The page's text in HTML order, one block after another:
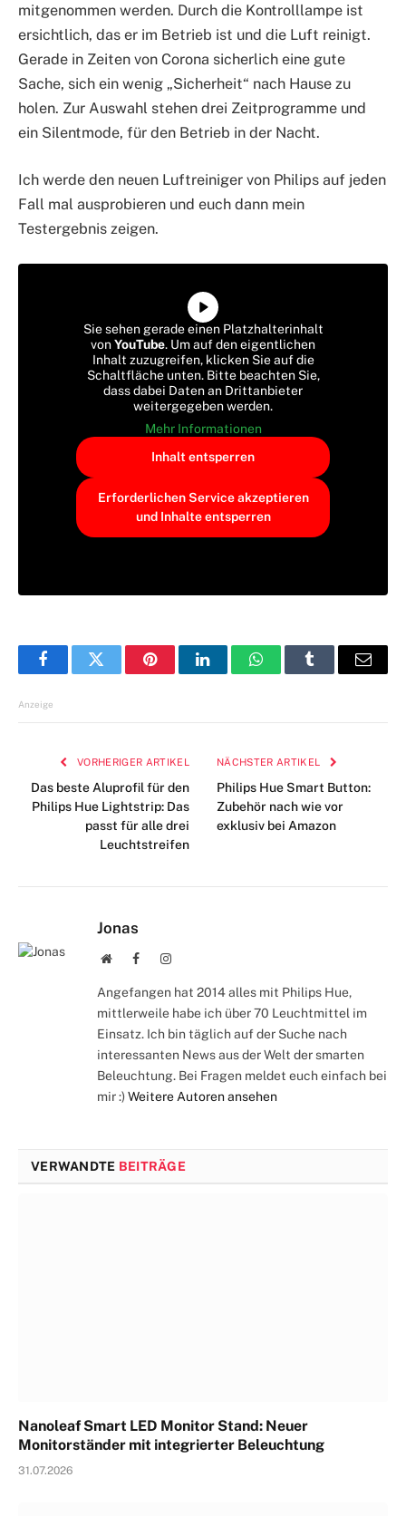
mitgenommen werden. Durch die Kontrolllampe ist
ersichtlich, das er im Betrieb ist und die Luft reinigt.
Gerade in Zeiten von Corona sicherlich eine gute
Sache, sich ein wenig „Sicherheit“ nach Hause zu
holen. Zur Auswahl stehen drei Zeitprogramme und
ein Silentmode, für den Betrieb in der Nacht.
Ich werde den neuen Luftreiniger von Philips auf jeden
Fall mal ausprobieren und euch dann mein
Testergebnis zeigen.
Sie sehen gerade einen Platzhalterinhalt
vonYouTube. Um auf den eigentlichen
Inhalt zuzugreifen, klicken Sie auf die
Schaltfläche unten. Bitte beachten Sie,
dass dabei Daten an Drittanbieter
weitergegeben werden.
Mehr Informationen
Inhalt entsperren
Erforderlichen Service akzeptieren
und Inhalte entsperren
FacebookTwitter PinterestLinkedInWhatsAppTumblr E-
Anzeige
VORHERIGER ARTIKEL
Das beste Aluprofil für den
Philips Hue Lightstrip: Das
passt für alle drei
Leuchtstreifen
NÄCHSTER ARTIKEL
Philips Hue Smart Button:
Zubehör nach wie vor
exklusiv bei Amazon
Jonas
WebseiteFacebookInstagram
Angefangen hat 2014 alles mit Philips Hue,
mittlerweile habe ich über 70 Leuchtmittel im
Einsatz. Ich bin täglich auf der Suche nach
interessanten News aus der Welt der smarten
Beleuchtung. Bei Fragen meldet euch einfach bei
mir :)Weitere Autoren ansehen
VERWANDTE BEITRÄGE
Nanoleaf Smart LED Monitor Stand: Neuer
Monitorständer mit integrierter Beleuchtung
31.07.2026